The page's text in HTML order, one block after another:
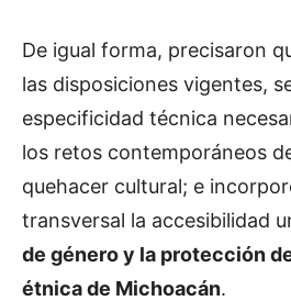
De igual forma, precisaron
las disposiciones vigentes,
especificidad técnica
los retos contemporáneos
quehacer cultural; e
transversal la accesibilidad
de género y la protección
étnica de Michoacán.